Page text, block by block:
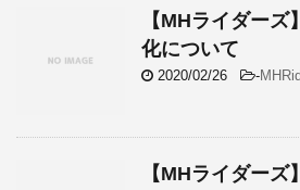
【MHライダー
化について
2020/02/26 -
【MHライダー